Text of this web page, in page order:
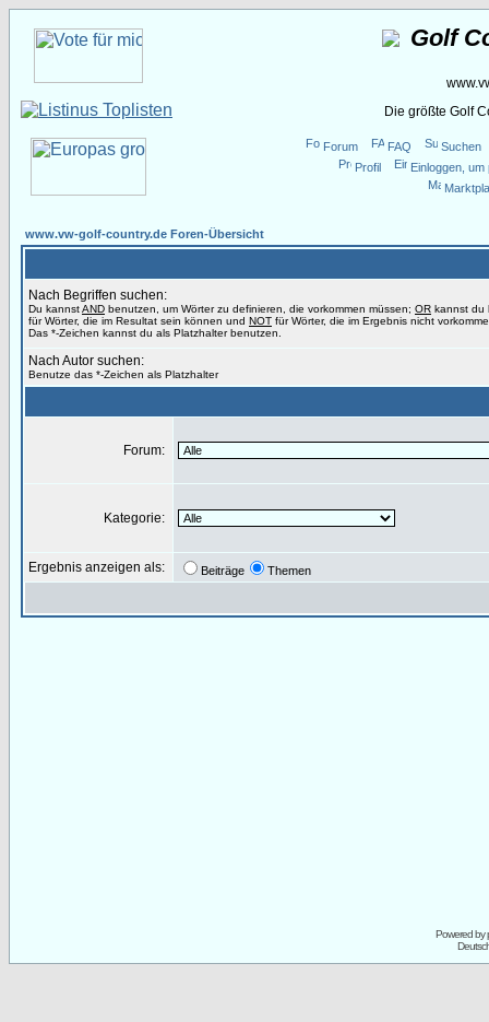
Golf
Die größte Golf
Forum FAQ
Suchen
Profil
Einloggen,
www.vw-golf-country.de Foren-Übersicht
Nach Begriffen suchen:
Du kannstAND benutzen, um Wörter zu definieren, die vorkommen müssen; OR kannst du
für Wörter, die im Resultat sein können und NOT für Wörter, die im Ergebnis nicht
Das *-Zeichen kannst du als Platzhalter benutzen.
Nach Autor suchen:
Benutze das *-Zeichen als Platzhalter
Forum:
Kategorie:
Ergebnis anzeigen als: Beiträge Themen
Powered by